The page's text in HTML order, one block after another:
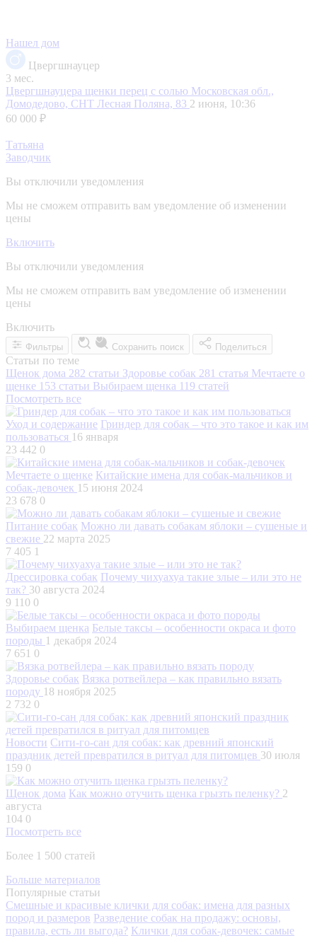
Нашел дом
Цвергшнауцер
3 мес.
Цвергшнауцера щенки перец с солью Московская обл.,
Домодедово, СНТ Лесная Поляна, 83 2 июня, 10:36
60 000 ₽
Татьяна
Заводчик
Вы отключили уведомления
Мы не сможем отправить вам уведомление об изменении
цены
Включить
Вы отключили уведомления
Мы не сможем отправить вам уведомление об изменении
цены
Включить
Фильтры Сохранить поиск Поделиться
Статьи по теме
Щенок дома 282 статьи Здоровье собак 281 статья Мечтаете о
щенке 153 статьи Выбираем щенка 119 статей
Посмотреть все
Уход и содержание Гриндер для собак – что это такое и как им
пользоваться 16 января
23 442 0
Мечтаете о щенке Китайские имена для собак-мальчиков и
собак-девочек 15 июня 2024
23 678 0
Питание собак Можно ли давать собакам яблоки – сушеные и
свежие 22 марта 2025
7 405 1
Дрессировка собак Почему чихуахуа такие злые – или это не
так? 30 августа 2024
9 110 0
Выбираем щенка Белые таксы – особенности окраса и фото
породы 1 декабря 2024
7 651 0
Здоровье собак Вязка ротвейлера – как правильно вязать
породу 18 ноября 2025
2 732 0
Новости Сити-го-сан для собак: как древний японский
праздник детей превратился в ритуал для питомцев 30 июля
159 0
Щенок дома Как можно отучить щенка грызть пеленку? 2
августа
104 0
Посмотреть все
Более 1 500 статей
Больше материалов
Популярные статьи
Смешные и красивые клички для собак: имена для разных
пород и размеров Разведение собак на продажу: основы,
правила, есть ли выгода? Клички для собак-девочек: самые